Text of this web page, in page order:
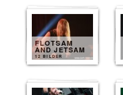
FLOTSAM
AND JETSAM
12 BILDER